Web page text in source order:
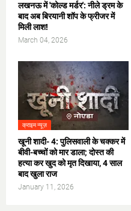
लखनऊ में 'कोल्ड मर्डर': नीले ड्रम के
बाद अब बिरयानी शॉप के फ्रीजर में
मिली लाश!
March 04, 2026
क्राइम न्यूज़
​खूनी शादी- 4: पुलिसवाली के चक्कर में
बीवी-बच्चों को मार डाला; दोस्त की
हत्या कर खुद को मृत दिखाया, 4 साल
बाद खुला राज
January 11, 2026